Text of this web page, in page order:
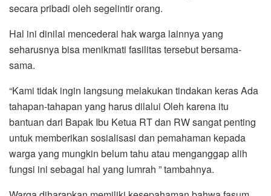
secara pribadi oleh segelintir orang.
Hal ini dinilai mencederai hak warga lainnya yang
seharusnya bisa menikmati fasilitas tersebut bersama-
sama.
“Kami tidak ingin langsung melakukan tindakan keras Ada
tahapan-tahapan yang harus dilalui Oleh karena itu
bantuan dari Bapak Ibu Ketua RT dan RW sangat penting
untuk memberikan sosialisasi dan pemahaman kepada
warga yang mungkin belum tahu atau menganggap alih
fungsi ini sebagai hal yang lumrah ” tambahnya.